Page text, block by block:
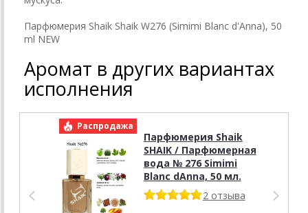
Парфюмерия Shaik Shaik W276 (Simimi Blanc d'Anna), 50
ml NEW
Аромат в других вариантах
исполнения
Распродажа
Парфюмерия Shaik
SHAIK / Парфюмерная
вода № 276 Simimi
Blanc dAnna, 50 мл.
2 отзыва